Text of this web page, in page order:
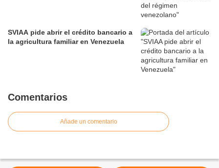
SVIAA pide abrir el crédito bancario a
la agricultura familiar en Venezuela
Comentarios
Añade un comentario